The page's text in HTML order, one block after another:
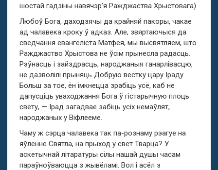
шостай гадзіны навячэр’я Ражджаства Хрыстовага).
Любоў Бога, даходзячы да крайняй пакоры, чакае
ад чалавека кроку ў адказ. Але, звяртаючыся да
сведчання евангеліста Матфея, мы высвятляем, што
Ражджаство Хрыстова не ўсім прынесла радасць.
Рэўнасць і зайздрасць, народжаныя ганарлівасцю,
не дазволілі прыняць Добрую вестку цару Іраду.
Больш за тое, ён імкнецца зрабіць усё, каб не
дапусціць уваходжання Бога ў гістарычную плоць
свету, — Ірад загадвае забіць усіх немаўлят,
народжаных у Віфлееме.
Чаму ж сэрца чалавека так па-рознаму рэагуе на
яўленне Святла, на прыход у свет Тварца? У
аскетычнай літаратуры сілы нашай душы часам
параўноўваюцца з жывёламі. Вол і асёл з